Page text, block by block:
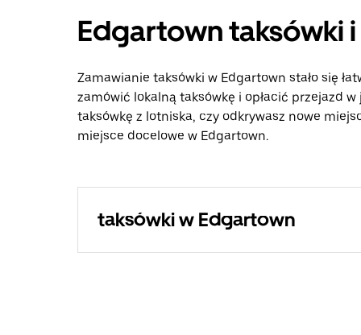
Edgartown taksówki
Zamawianie taksówki w Edgartown stało się
zamówić lokalną taksówkę i opłacić przejazd
taksówkę z lotniska, czy odkrywasz nowe
miejsce docelowe w Edgartown.
taksówki w Edgartown